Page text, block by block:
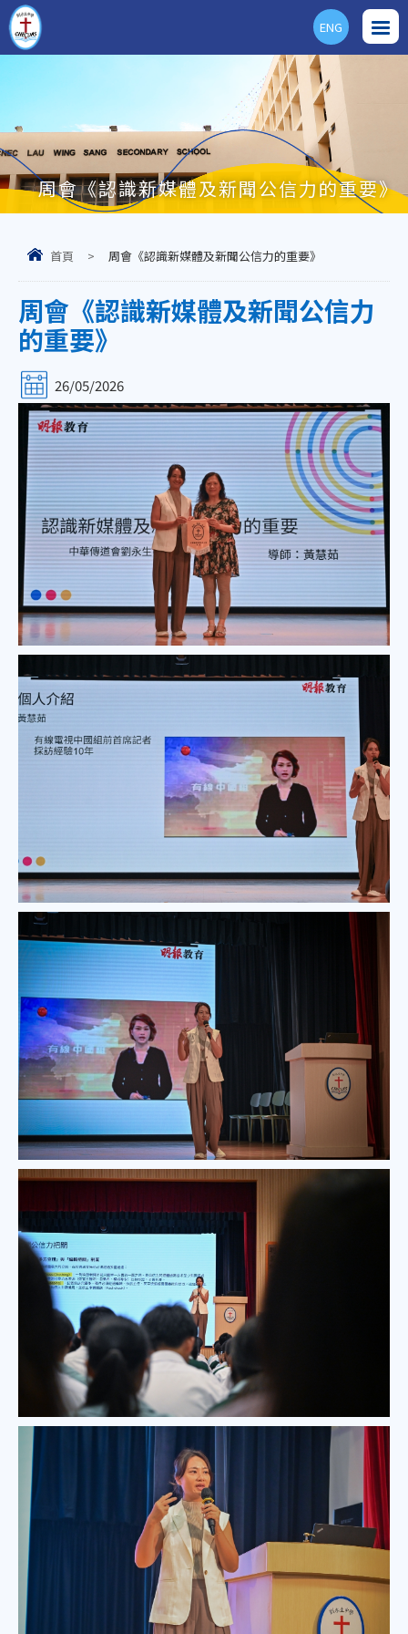
ENG
周會《認識新媒體及新聞公信力的重要》
首頁 > 周會《認識新媒體及新聞公信力的重要》
周會《認識新媒體及新聞公信力
的重要》
26/05/2026